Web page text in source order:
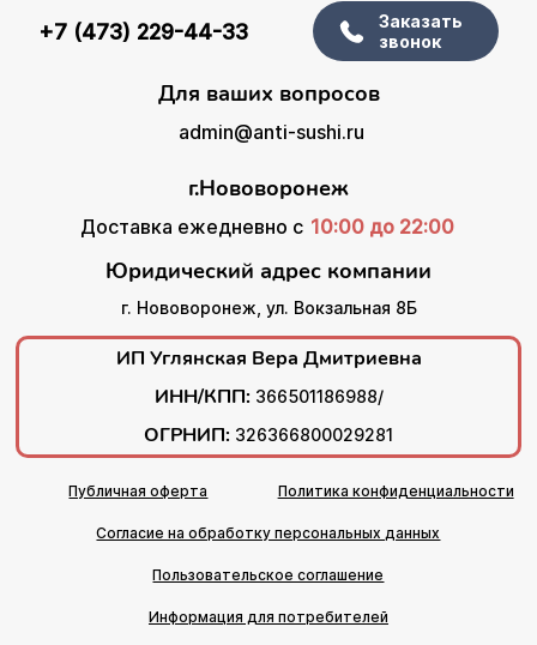
+7 (473) 229-44-33
Заказать
звонок
Для ваших вопросов
admin@anti-sushi.ru
г.Нововоронеж
Доставка ежедневно с 10:00 до 22:00
Юридический адрес компании
г. Нововоронеж, ул. Вокзальная 8Б
ИП Углянская Вера Дмитриевна
ИНН/КПП: 366501186988/
ОГРНИП: 326366800029281
Публичная оферта Политика конфиденциальности
Согласие на обработку персональных данных
Пользовательское соглашение
Информация для потребителей